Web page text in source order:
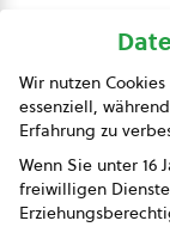
Wir nutzen
essenziell,
Erfahrung zu
Wenn Sie unter 16
freiwilligen